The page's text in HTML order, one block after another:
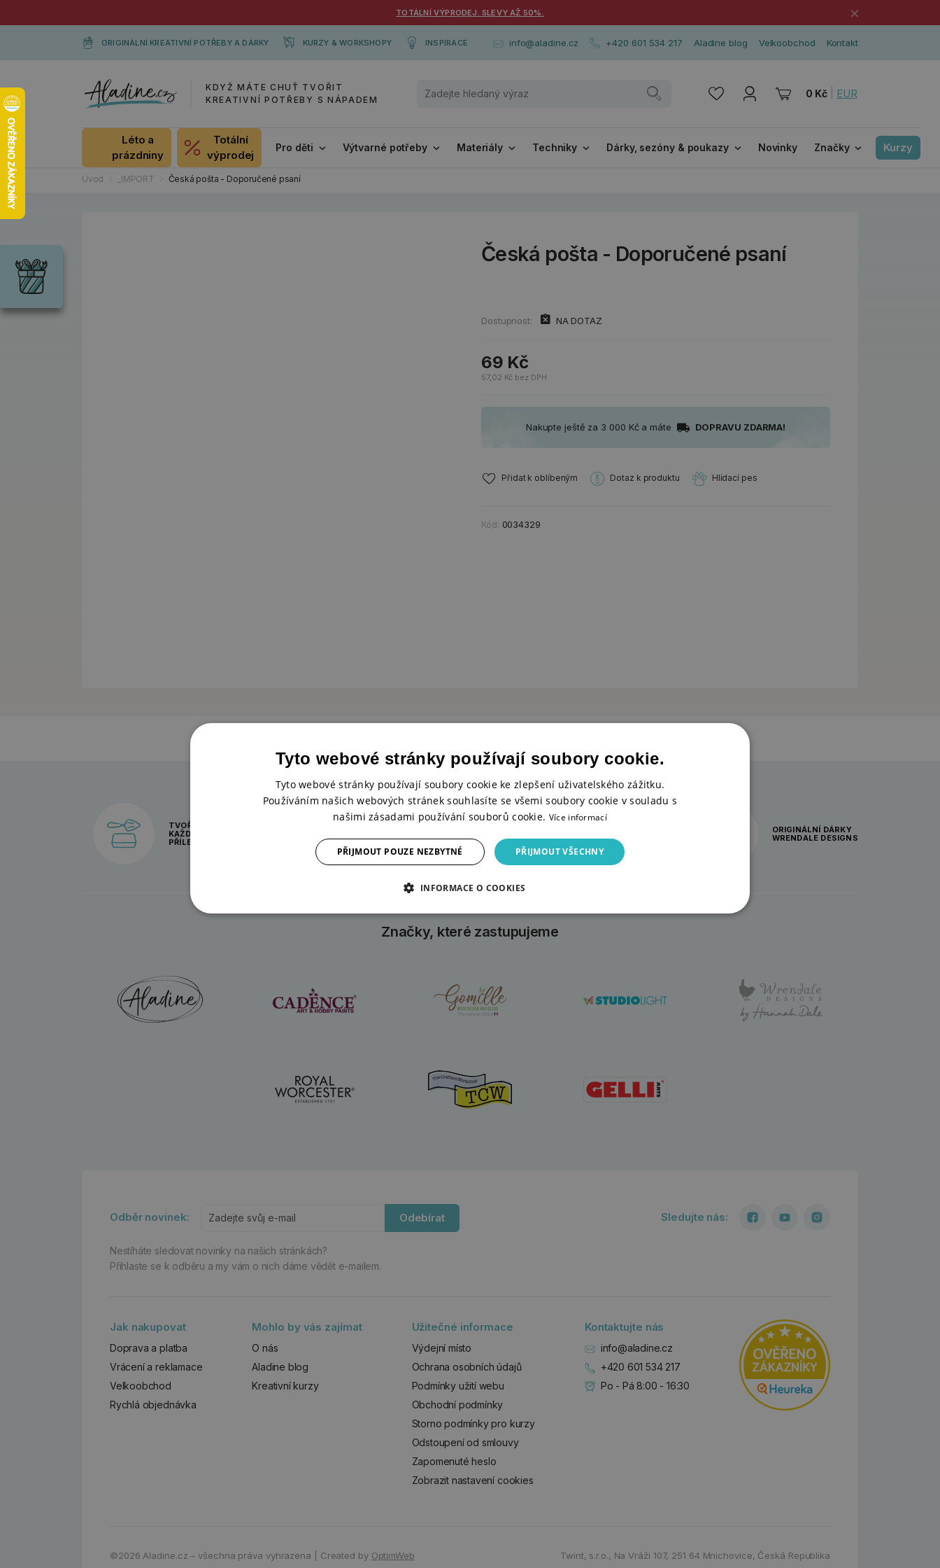
TOTÁLNÍ VÝPRODEJ. SLEVY AŽ 50%. ×
ORIGINÁLNÍ KREATIVNÍ POTŘEBY A DÁRKY KURZY & WORKSHOPY INSPIRACE info@aladine.cz +420 601 534 217 Aladine blog Velkoobchod Kontakt
KDYŽ MÁTE CHUŤ TVOŘIT
KREATIVNÍ POTŘEBY S NÁPADEM
0 Kč EUR
Léto a
prázdniny
Totální
výprodej
Pro děti Výtvarné potřeby Materiály Techniky Dárky, sezóny & poukazy Novinky Značky Kurzy
Úvod _IMPORT Česká pošta - Doporučené psaní
Česká pošta - Doporučené psaní
Dostupnost: NA DOTAZ
69 Kč
57,02 Kč bez DPH
Nakupte ještě za 3 000 Kč a máte DOPRAVU ZDARMA!
Přidat k oblíbeným Dotaz k produktu Hlídací pes
Kód: 0034329
TVOŘENÍ PRO
KAŽDOU
PŘÍLEŽITOST
NÁVODY
TVOŘIVÉ
ORIGINÁLNÍ DÁRKY
WRENDALE DESIGNS
Značky, které zastupujeme
Odběr novinek: Odebírat
Nestíháte sledovat novinky na našich stránkách?
Přihlaste se k odběru a my vám o nich dáme vědět e-mailem.
Sledujte nás:
Jak nakupovat
Doprava a platba
Vrácení a reklamace
Velkoobchod
Rychlá objednávka
Mohlo by vás zajímat
O nás
Aladine blog
Kreativní kurzy
Užitečné informace
Výdejní místo
Ochrana osobních údajů
Podmínky užití webu
Obchodní podmínky
Storno podmínky pro kurzy
Odstoupení od smlouvy
Zapomenuté heslo
Zobrazit nastavení cookies
Kontaktujte nás
info@aladine.cz
+420 601 534 217
Po - Pá 8:00 - 16:30
©2026 Aladine.cz – všechna práva vyhrazena Created by OptimWeb Twint, s.r.o., Na Vráži 107, 251 64 Mnichovice, Česká Republika
Tyto webové stránky používají soubory cookie.
Tyto webové stránky používají soubory cookie ke zlepšení uživatelského zážitku.
Používáním našich webových stránek souhlasíte se všemi soubory cookie v souladu s
našimi zásadami používání souborů cookie. Více informací
PŘIJMOUT VŠECHNY
PŘIJMOUT POUZE NEZBYTNÉ
INFORMACE O COOKIES